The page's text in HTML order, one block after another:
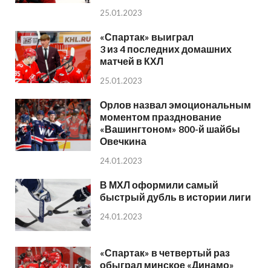
25.01.2023
«Спартак» выиграл
3 из 4 последних домашних
матчей в КХЛ
25.01.2023
Орлов назвал эмоциональным
моментом празднование
«Вашингтоном» 800-й шайбы
Овечкина
24.01.2023
В МХЛ оформили самый
быстрый дубль в истории лиги
24.01.2023
«Спартак» в четвертый раз
обыграл минское «Динамо»